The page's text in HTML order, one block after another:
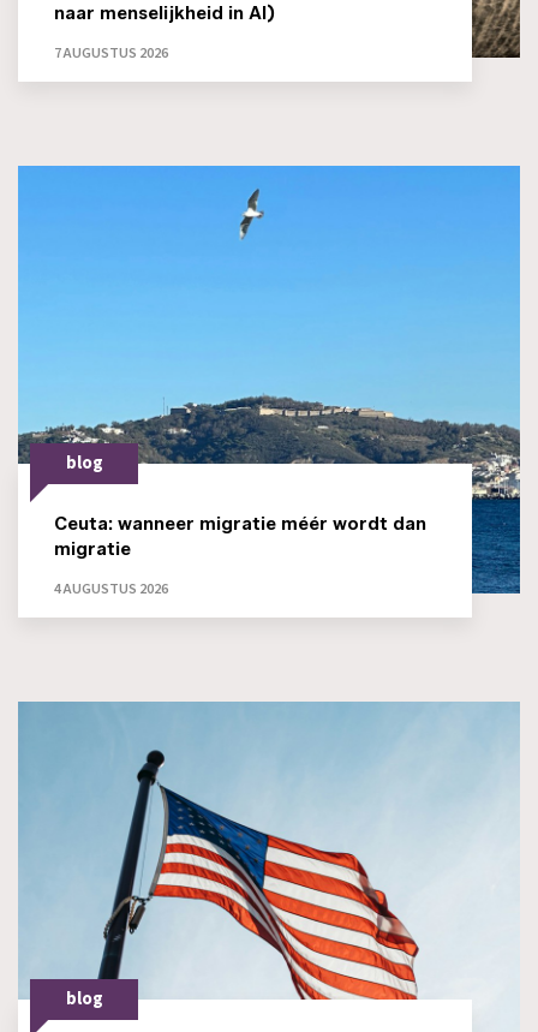
naar menselijkheid in AI)
7 AUGUSTUS 2026
blog
Ceuta: wanneer migratie méér wordt dan
migratie
4 AUGUSTUS 2026
blog